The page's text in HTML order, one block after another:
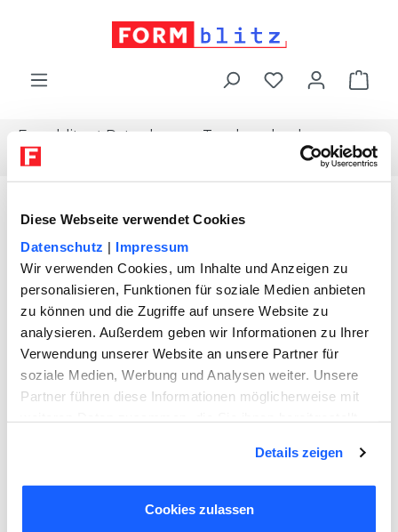
Diese Webseite verwendet Cookies
Datenschutz | Impressum
Wir verwenden Cookies, um Inhalte und Anzeigen zu
personalisieren, Funktionen für soziale Medien anbieten
zu können und die Zugriffe auf unsere Website zu
analysieren. Außerdem geben wir Informationen zu Ihrer
Verwendung unserer Website an unsere Partner für
soziale Medien, Werbung und Analysen weiter. Unsere
Partner führen diese Informationen möglicherweise mit
gesammelt haben. Sie geben Einwilligung zu unseren
Cookies, wenn Sie unsere Webseite weiterhin nutzen.
Details zeigen
Cookies zulassen
Formblitz Ratgeber
Topdownload
Das-grosse-vorsorge-paket-2021